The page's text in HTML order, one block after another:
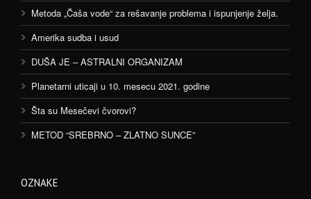
Metoda „Čaša vode“ za rešavanje problema i ispunjenje želja.
Amerika sudba i usud
DUŠA JE – ASTRALNI ORGANIZAM
Planetarni uticaji u 10. mesecu 2021. godine
Šta su Mesečevi čvorovi?
METOD “SREBRNO – ZLATNO SUNCE”
OZNAKE